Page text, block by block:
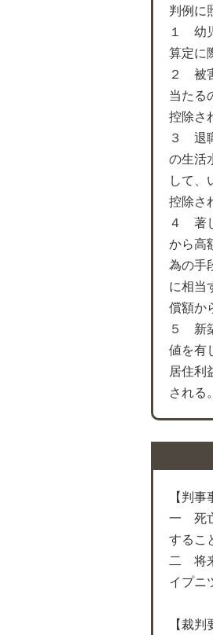
判例に
１ 幼
算定に
２ 被
当たる
控除さ
３ 退
の生活
して、
控除さ
４ 著
から高
為の手
に相当
償額か
５ 新
値を有
居住利
される。
【判事
一 死
するこ
二 将
イプニ
【裁判